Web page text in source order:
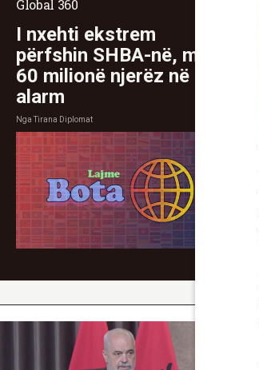
Global 360
I nxehti ekstrem
përfshin SHBA-në, mbi
60 milionë njerëz në
alarm
NgaTirana Diplomat